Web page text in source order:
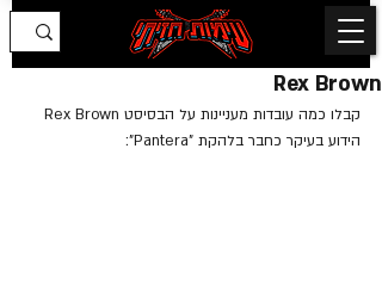
Rex Brown
הידוע בעיקר כחבר בלהקת "Pantera":